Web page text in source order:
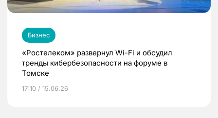
Бизнес
«Ростелеком» развернул Wi-Fi и обсудил
тренды кибербезопасности на форуме в
Томске
17:10 / 15.06.26